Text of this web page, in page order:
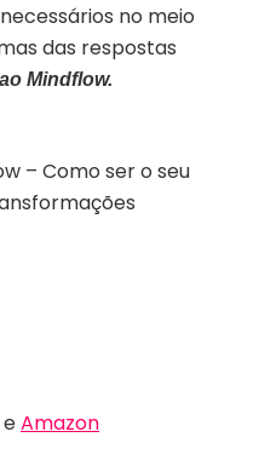
no meio
das respostas
Mindflow.
– Como ser o seu
eAmazon